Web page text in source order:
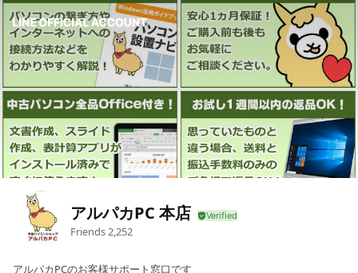
アルパカPC 本店
Friends2,252
アルパカPCのお客様サポート窓口です